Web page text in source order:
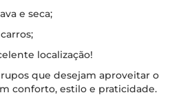
e seca;
localização!
que desejam aproveitar o
conforto, estilo e praticidade.